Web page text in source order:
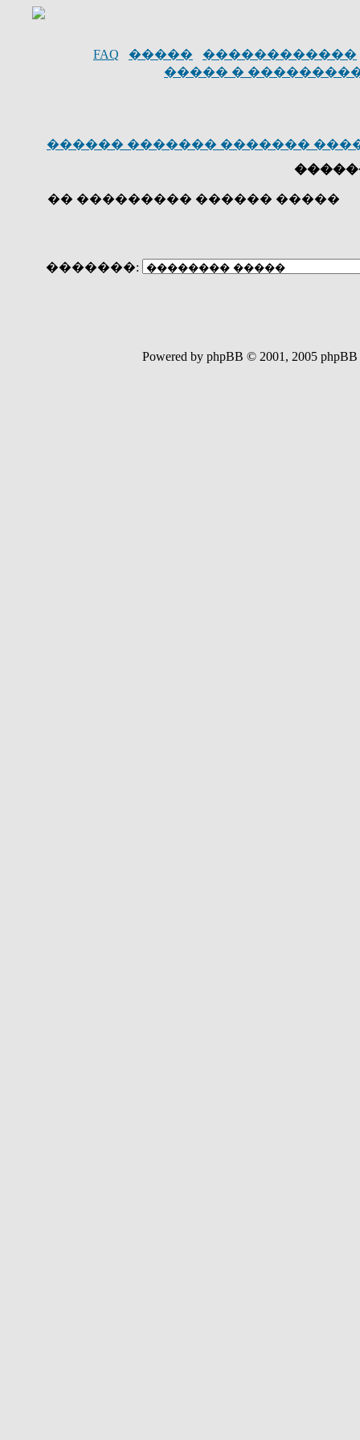
FAQ �����
������������
����� �
������ ������� �������
�� ��������� ������ �����
�������:
Powered by phpBB © 2001,